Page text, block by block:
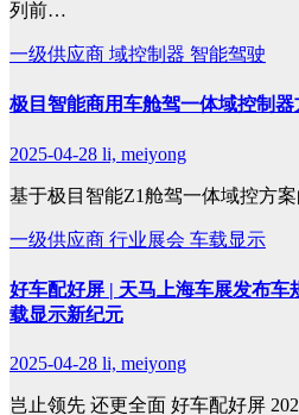
列前…
一级供应商 域控制器 智能驾驶
极目智能商用车舱驾一体域控制
2025-04-28 li, meiyong
基于极目智能Z1舱驾一体域控方
一级供应商 行业展会 车载显示
好车配好屏 | 天马上海车展发布车
载显示新纪元
2025-04-28 li, meiyong
岂止领先 还更全面 好车配好屏